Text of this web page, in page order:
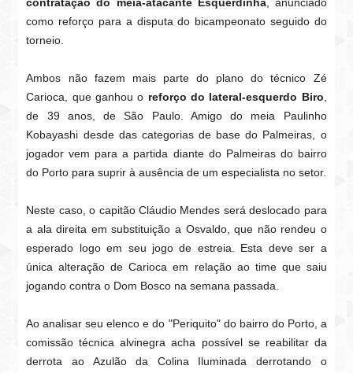
como reforço para a disputa do bicampeonato seguido do
torneio.
Ambos não fazem mais parte do plano do técnico Zé
Carioca, que ganhou o reforço do lateral-esquerdo Biro
de 39 anos, de São Paulo. Amigo do meia Paulinho
Kobayashi desde das categorias de base do Palmeiras, o
jogador vem para a partida diante do Palmeiras do bairro
do Porto para suprir à ausência de um especialista no setor.
Neste caso, o capitão Cláudio Mendes será deslocado para
a ala direita em substituição a Osvaldo, que não rendeu o
esperado logo em seu jogo de estreia. Esta deve ser a
única alteração de Carioca em relação ao time que saiu
jogando contra o Dom Bosco na semana passada.
Ao analisar seu elenco e do "Periquito" do bairro do Porto, a
comissão técnica alvinegra acha possível se reabilitar da
derrota ao Azulão da Colina Iluminada derrotando o